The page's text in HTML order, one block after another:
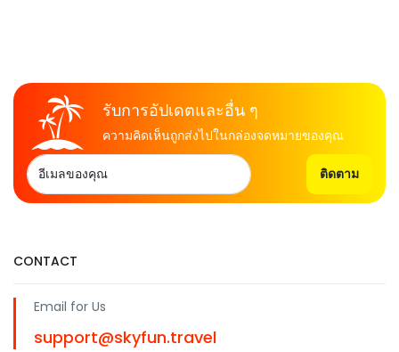
รับการอัปเดตและอื่น ๆ
ความคิดเห็นถูกส่งไปในกล่องจดหมายของคุณ
ติดตาม
CONTACT
Email for Us
support@skyfun.travel